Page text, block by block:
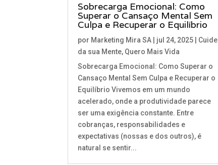
Sobrecarga Emocional: Como
Superar o Cansaço Mental Sem
Culpa e Recuperar o Equilíbrio
por Marketing Mira SA jul 24, 2025
Cuide
da sua Mente, Quero Mais Vida
Sobrecarga Emocional: Como Superar o
Cansaço Mental Sem Culpa e Recuperar o
Equilíbrio Vivemos em um mundo
acelerado, onde a produtividade parece
ser uma exigência constante. Entre
cobranças, responsabilidades e
expectativas (nossas e dos outros), é
natural se sentir...